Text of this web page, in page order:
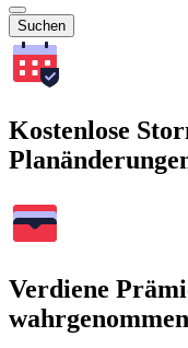
Suchen
Kostenlose
Verdiene